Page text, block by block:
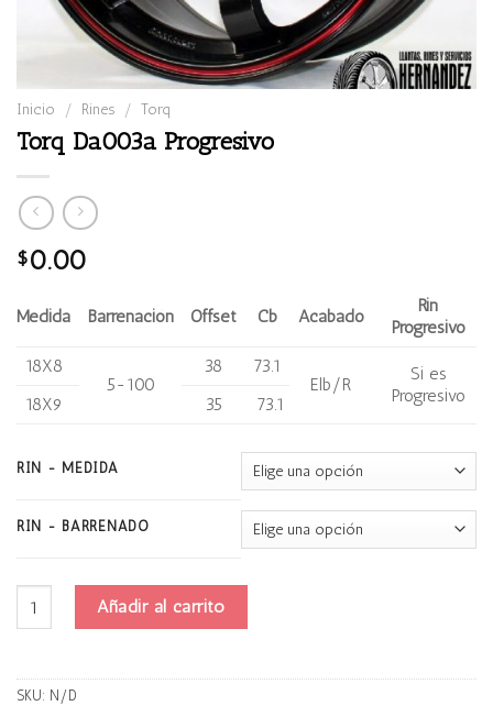
Inicio / Rines / Torq
Torq Da003a Progresivo
$0.00
Medida Barrenación Offset Cb Acabado
Rin
Progresivo
18X8
5-100
38
73.1
Elb/R
Si es
Progresivo
18X9 35 73.1
RIN - MEDIDA
RIN - BARRENADO
Torq Da003a Progresivo cantidad
Añadir al carrito
SKU: N/D